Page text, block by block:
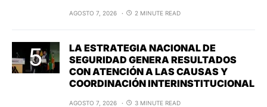
AGOSTO 7, 2026 2 MINUTE READ
LA ESTRATEGIA NACIONAL DE
SEGURIDAD GENERA RESULTADOS
CON ATENCIÓN A LAS CAUSAS Y
COORDINACIÓN INTERINSTITUCIONAL
AGOSTO 7, 2026 3 MINUTE READ